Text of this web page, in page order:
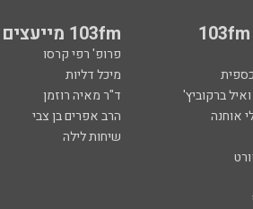
103fm מייעצים
פרופ' רפי קרסו
כספית
מיכל דליות
ברקוביץ'
ד"ר מאיה רוזמן
אוחנה
הרב אפרים בן צבי
שיחות לילה